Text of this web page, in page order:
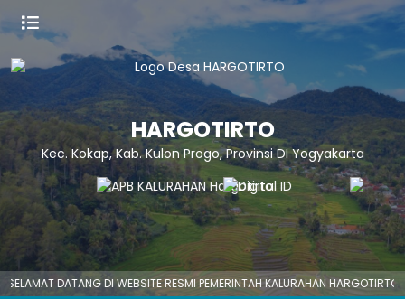
HARGOTIRTO
Kec. Kokap, Kab. Kulon Progo, Provinsi DI Yogyakarta
DATANG DI WEBSITE RESMI PEMERINTAH KALURAHAN HARGOTIRTO